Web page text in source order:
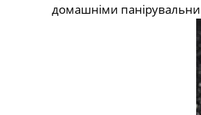
домашніми